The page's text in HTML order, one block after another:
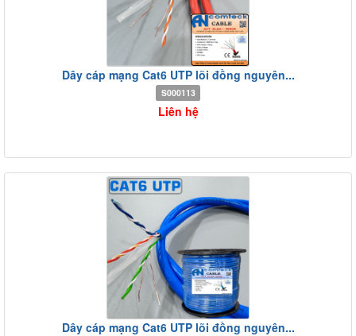
Dây cáp mạng Cat6 UTP lõi đồng nguyên...
S000113
Liên hệ
Dây cáp mạng Cat6 UTP lõi đồng nguyên...